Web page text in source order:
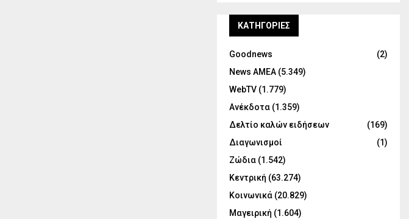
KΑΤΗΓΟΡΊΕΣ
Goodnews
(2)
News ΑΜΕΑ (5.349)
WebTV (1.779)
Ανέκδοτα (1.359)
Δελτίο καλών ειδήσεων
(169)
Διαγωνισμοί
(1)
Ζώδια (1.542)
Κεντρική (63.274)
Κοινωνικά (20.829)
Μαγειρική (1.604)